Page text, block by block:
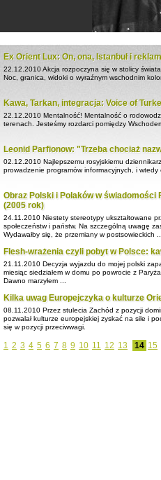
Ex Orient Lux: On, ona, Istanbuł i
22.12.2010Akcja rozpoczyna się w stolicy
Noc, granica, widoki o wyraźnym wschodnim
Kawa, Tarkan, integracja: Voice of
22.12.2010 Mentalność! Mentalność o
terenach. Jesteśmy rozdarci pomiędzy
Leonid Parfionow: "Trzeba chociaż
02.12.2010 Najlepszemu rosyjskiemu
prowadzenie programów informacyjnych, i wtedy
Obraz Polski i Polaków w świadomości
(2005 rok)
24.11.2010 Niestety stereotypy ukształtowane
społeczeństw i państw. Na szczególną uwagę
Wydawałby się, że przemiany w postsowieckich ...
Flesh-wrażenia czyli pobyt w Polsce:
21.11.2010 Decyzja wyjazdu do mojej polski
miesiąc siedziałem w domu po powrocie z
Dawno marzyłem ...
Kilka uwag Europejczyka o kulturze
08.11.2010 Przez stulecia Zachód z pozycji
pozwalał kulturze europejskiej zyskać na sile i
się w pozycji przeciwwagi.
1 2 3 4 5 6 7 8 9 10 11 12 13 14 15